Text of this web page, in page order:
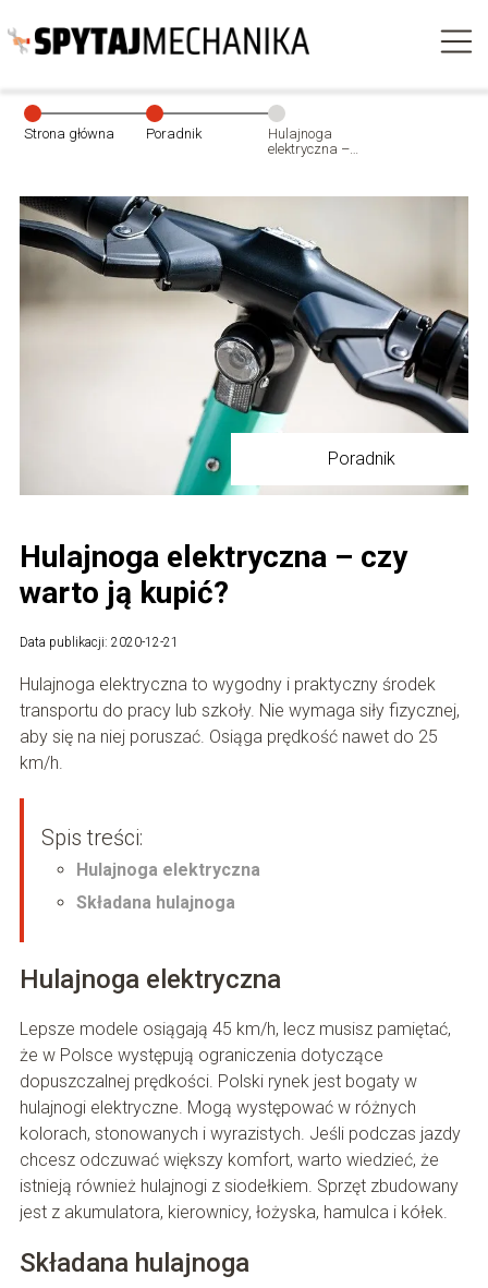
Strona główna Poradnik
Hulajnoga
elektryczna –
Poradnik
Hulajnoga elektryczna – czy
warto ją kupić?
Data publikacji: 2020-12-21
Hulajnoga elektryczna to wygodny i praktyczny środek
transportu do pracy lub szkoły. Nie wymaga siły fizycznej,
aby się na niej poruszać. Osiąga prędkość nawet do 25
km/h.
Spis treści:
Hulajnoga elektryczna
Składana hulajnoga
Hulajnoga elektryczna
Lepsze modele osiągają 45 km/h, lecz musisz pamiętać,
że w Polsce występują ograniczenia dotyczące
dopuszczalnej prędkości. Polski rynek jest bogaty w
hulajnogi elektryczne. Mogą występować w różnych
kolorach, stonowanych i wyrazistych. Jeśli podczas jazdy
chcesz odczuwać większy komfort, warto wiedzieć, że
istnieją również hulajnogi z siodełkiem. Sprzęt zbudowany
jest z akumulatora, kierownicy, łożyska, hamulca i kółek.
Składana hulajnoga